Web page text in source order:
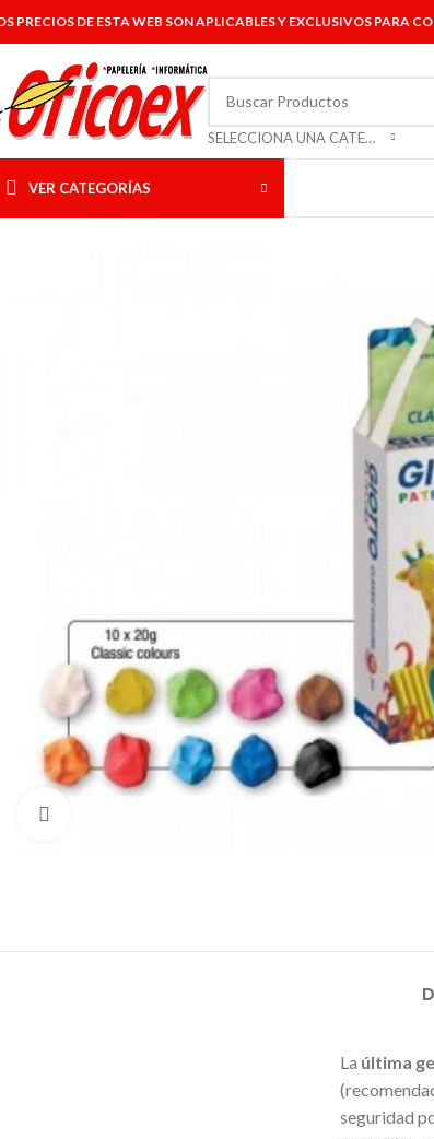
PRECIOS DE ESTA WEB SON APLICABLES Y EXCLUSIVOS PARA
SELECCIONA UNA CATEGORÍA
VER CATEGORÍAS
La última
seguridad